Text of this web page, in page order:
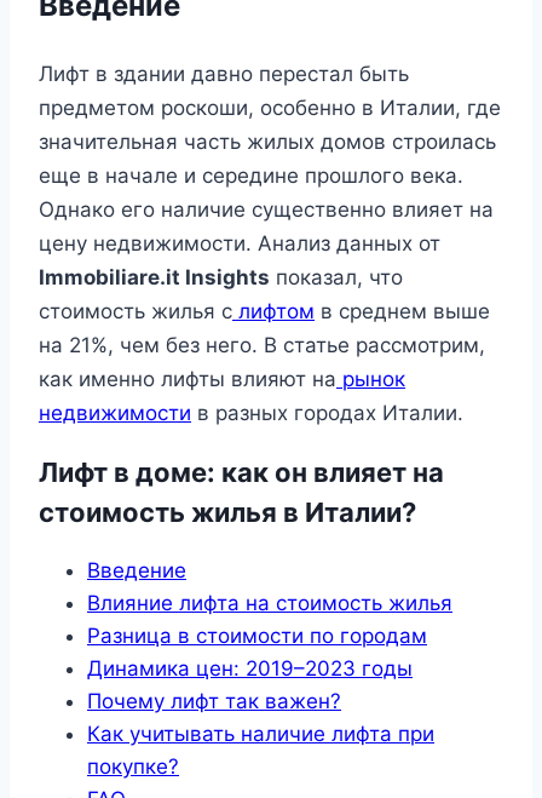
Лифт в здании давно перестал быть
предметом роскоши, особенно в Италии, где
значительная часть жилых домов строилась
еще в начале и середине прошлого века.
Однако его наличие существенно влияет на
цену недвижимости. Анализ данных от
Immobiliare.it Insights показал, что
стоимость жилья с лифтом в среднем выше
на 21%, чем без него. В статье рассмотрим,
как именно лифты влияют на рынок
недвижимости в разных городах Италии.
Лифт в доме: как он влияет на
стоимость жилья в Италии?
Введение
Влияние лифта на стоимость жилья
Разница в стоимости по городам
Динамика цен: 2019–2023 годы
Почему лифт так важен?
Как учитывать наличие лифта при
покупке?